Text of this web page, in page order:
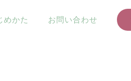
めかた お問い合わせ